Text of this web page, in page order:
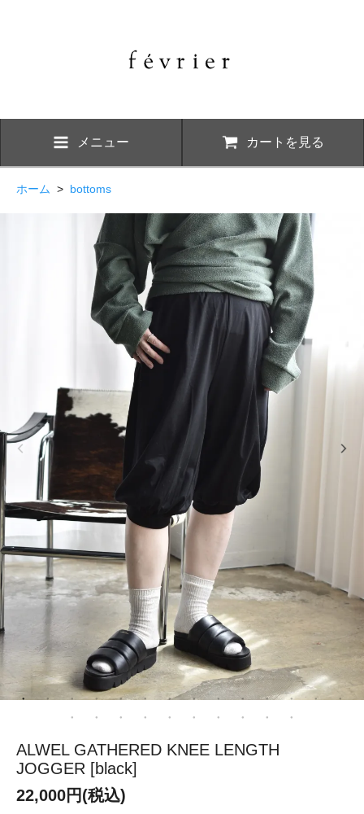
メニュー カートを見る
ホーム > bottoms
ALWEL GATHERED KNEE LENGTH
JOGGER [black]
22,000円(税込)